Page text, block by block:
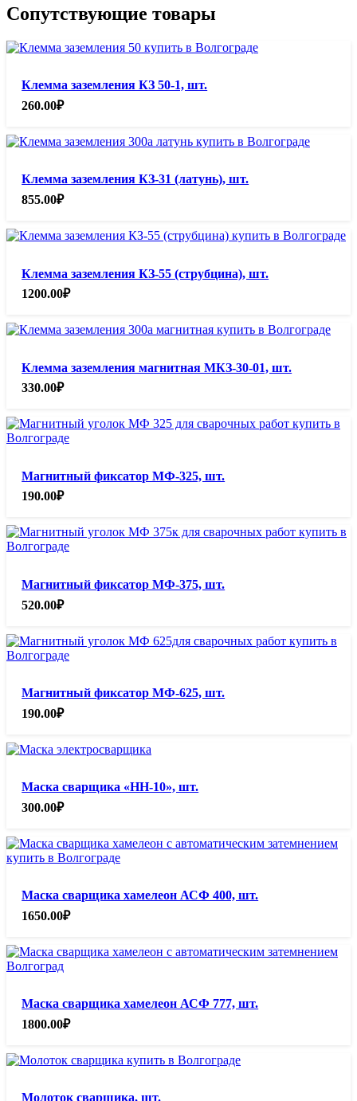
Сопутствующие товары
Клемма заземления КЗ 50-1, шт.
260.00₽
Клемма заземления КЗ-31 (латунь), шт.
855.00₽
Клемма заземления КЗ-55 (струбцина), шт.
1200.00₽
Клемма заземления магнитная МКЗ-30-01, шт.
330.00₽
Магнитный фиксатор МФ-325, шт.
190.00₽
Магнитный фиксатор МФ-375, шт.
520.00₽
Магнитный фиксатор МФ-625, шт.
190.00₽
Маска сварщика «НН-10», шт.
300.00₽
Маска сварщика хамелеон АСФ 400, шт.
1650.00₽
Маска сварщика хамелеон АСФ 777, шт.
1800.00₽
Молоток сварщика, шт.